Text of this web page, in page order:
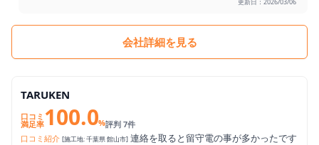
会社詳細を見る
TARUKEN
口コミ
満足率100.0%評判 7件
口コミ紹介 [施工地: 千葉県 館山市] 連絡を取ると留守電の事が多かったです